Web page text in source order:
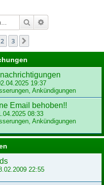
Suche
2 3
19:37
Ankündigungen
Email behoben!!
08:33
Ankündigungen
22:55